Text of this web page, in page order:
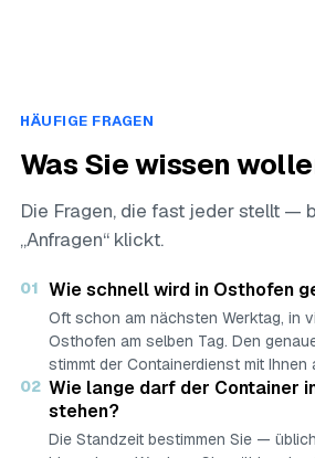
HÄUFIGE FRAGEN
Was Sie wissen
Die Fragen, die fast jeder stellt —
„Anfragen“ klickt.
01 Wie schnell wird in Osthofen
Oft schon am nächsten Werktag, in
Osthofen am selben Tag. Den
stimmt der Containerdienst mit Ihnen
02 Wie lange darf der Container
stehen?
Die Standzeit bestimmen Sie —